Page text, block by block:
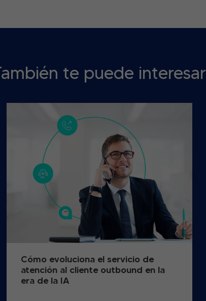
te puede interesar
Cómo evoluciona el servicio de
atención al cliente outbound en la
era de la IA